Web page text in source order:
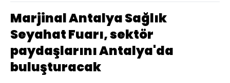
Marjinal Antalya Sağlık
Seyahat Fuarı, sektör
paydaşlarını Antalya'da
buluşturacak